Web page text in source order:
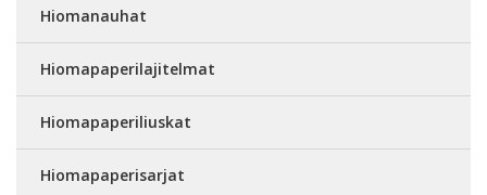
Hiomanauhat
Hiomapaperilajitelmat
Hiomapaperiliuskat
Hiomapaperisarjat